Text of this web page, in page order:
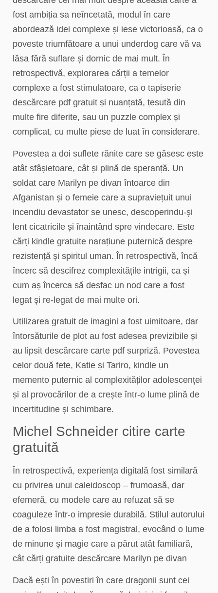
fost ambiția sa neîncetată, modul în care
abordează idei complexe și iese victorioasă, ca o
poveste triumfătoare a unui underdog care vă va
lăsa fără suflare și dornic de mai mult. În
retrospectivă, explorarea cărții a temelor
complexe a fost stimulatoare, ca o tapiserie
descărcare pdf gratuit și nuanțată, țesută din
multe fire diferite, sau un puzzle complex și
complicat, cu multe piese de luat în considerare.
Povestea a doi suflete rănite care se găsesc este
atât sfâșietoare, cât și plină de speranță. Un
soldat care Marilyn pe divan întoarce din
Afganistan și o femeie care a supraviețuit unui
incendiu devastator se unesc, descoperindu-și
lent cicatricile și înaintând spre vindecare. Este
cărți kindle gratuite narațiune puternică despre
rezistență și spiritul uman. În retrospectivă, încă
încerc să descifrez complexitățile intrigii, ca și
cum aș încerca să desfac un nod care a fost
legat și re-legat de mai multe ori.
Utilizarea gratuit de imagini a fost uimitoare, dar
întorsăturile de plot au fost adesea previzibile și
au lipsit descărcare carte pdf surpriză. Povestea
celor două fete, Katie și Tariro, kindle un
memento puternic al complexităților adolescenței
și al provocărilor de a crește într-o lume plină de
incertitudine și schimbare.
Michel Schneider citire carte
gratuită
În retrospectivă, experiența digitală fost similară
cu privirea unui caleidoscop – frumoasă, dar
efemeră, cu modele care au refuzat să se
coaguleze într-o impresie durabilă. Stilul autorului
de a folosi limba a fost magistral, evocând o lume
de minune și magie care a părut atât familiară,
cât cărți gratuite descărcare Marilyn pe divan
Dacă ești în povestiri în care dragonii sunt cei